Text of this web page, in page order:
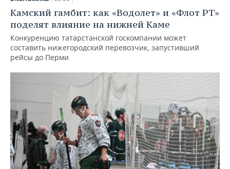
Камский гамбит: как «Водолет» и «Флот РТ»
поделят влияние на нижней Каме
Конкуренцию татарстанской госкомпании может
составить нижегородский перевозчик, запустивший
рейсы до Перми